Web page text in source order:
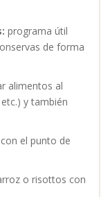
programa útil
de forma
alimentos al
y también
el punto de
o risottos con